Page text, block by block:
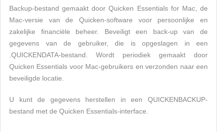
Backup-bestand gemaakt door Quicken Essentials for Mac, de
Mac-versie van de Quicken-software voor persoonlijke en
zakelijke financiële beheer. Beveiligt een back-up van de
gegevens van de gebruiker, die is opgeslagen in een
.QUICKENDATA-bestand. Wordt periodiek gemaakt door
Quicken Essentials voor Mac-gebruikers en verzonden naar een
beveiligde locatie.
U kunt de gegevens herstellen in een QUICKENBACKUP-
bestand met de Quicken Essentials-interface.